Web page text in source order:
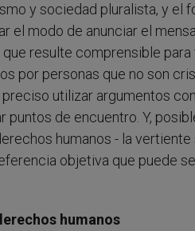
y sociedad pluralista, y el
el modo de anunciar el
resulte comprensible
por personas que no son
utilizar argumentos
de encuentro. Y,
humanos - la vertiente
objetiva que puede
humanos